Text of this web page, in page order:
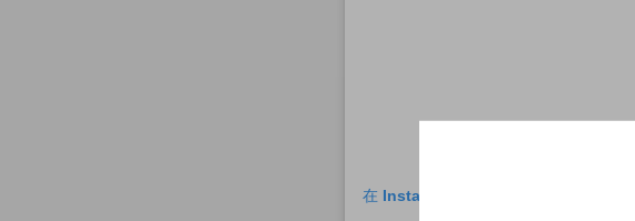
在 Instagram 查看這則貼文